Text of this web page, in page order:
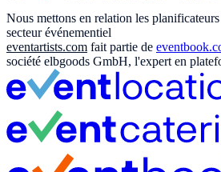
Nous mettons en relation les planificateurs
secteur événementiel
eventartists.com fait partie de
société elbgoods GmbH, l'expert en